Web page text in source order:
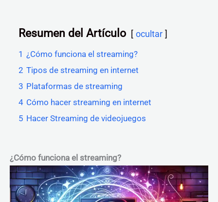
Resumen del Artículo ocultar
1 ¿Cómo funciona el streaming?
2 Tipos de streaming en internet
3 Plataformas de streaming
4 Cómo hacer streaming en internet
5 Hacer Streaming de videojuegos
¿Cómo funciona el streaming?